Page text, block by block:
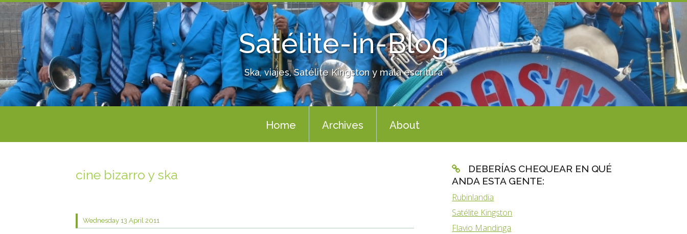
Satélite-in-Blog
Ska, viajes, Satélite Kingston y mala escritura
Home Archives About
cine bizarro y ska
Wednesday 13 April 2011
DEBERÍAS CHEQUEAR EN QUÉ
ANDA ESTA GENTE:
Rubinlandia
Satélite Kingston
Flavio Mandinga